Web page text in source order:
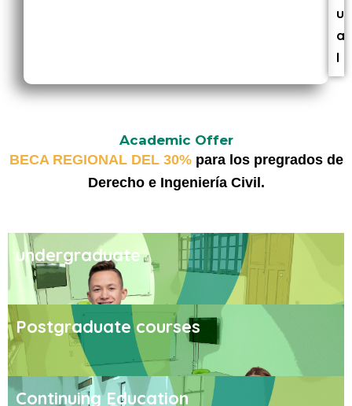
u
a
l
Academic Offer
BECA REGIONAL DEL 30%para los pregrados de
Derecho e Ingeniería Civil.
undergraduate
Postgraduate courses
Continuing Education